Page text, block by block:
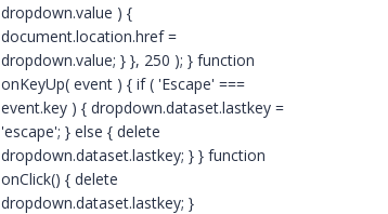
dropdown.value ) {
document.location.href =
dropdown.value; } }, 250 ); } function
onKeyUp( event ) { if ( 'Escape' ===
event.key ) { dropdown.dataset.lastkey =
'escape'; } else { delete
dropdown.dataset.lastkey; } } function
onClick() { delete
dropdown.dataset.lastkey; }